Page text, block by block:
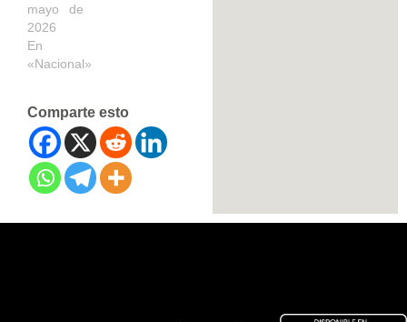
mayo de
2026
En
«Nacional»
Comparte esto